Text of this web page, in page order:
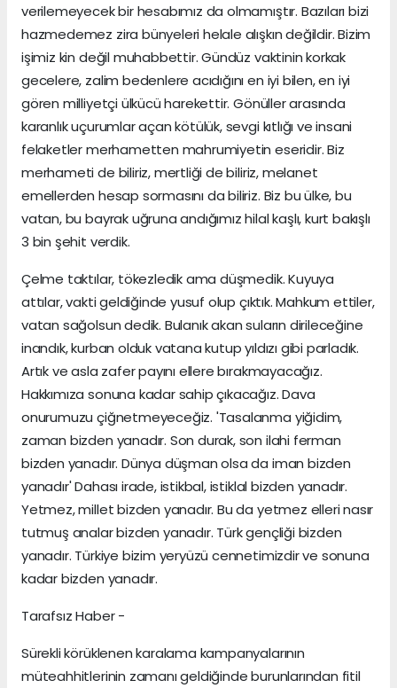
verilemeyecek bir hesabımız da olmamıştır. Bazıları bizi
hazmedemez zira bünyeleri helale alışkın değildir. Bizim
işimiz kin değil muhabbettir. Gündüz vaktinin korkak
gecelere, zalim bedenlere acıdığını en iyi bilen, en iyi
gören milliyetçi ülkücü harekettir. Gönüller arasında
karanlık uçurumlar açan kötülük, sevgi kıtlığı ve insani
felaketler merhametten mahrumiyetin eseridir. Biz
merhameti de biliriz, mertliği de biliriz, melanet
emellerden hesap sormasını da biliriz. Biz bu ülke, bu
vatan, bu bayrak uğruna andığımız hilal kaşlı, kurt bakışlı
3 bin şehit verdik.
Çelme taktılar, tökezledik ama düşmedik. Kuyuya
attılar, vakti geldiğinde yusuf olup çıktık. Mahkum ettiler,
vatan sağolsun dedik. Bulanık akan suların dirileceğine
inandık, kurban olduk vatana kutup yıldızı gibi parladık.
Artık ve asla zafer payını ellere bırakmayacağız.
Hakkımıza sonuna kadar sahip çıkacağız. Dava
onurumuzu çiğnetmeyeceğiz. 'Tasalanma yiğidim,
zaman bizden yanadır. Son durak, son ilahi ferman
bizden yanadır. Dünya düşman olsa da iman bizden
yanadır' Dahası irade, istikbal, istiklal bizden yanadır.
Yetmez, millet bizden yanadır. Bu da yetmez elleri nasır
tutmuş analar bizden yanadır. Türk gençliği bizden
yanadır. Türkiye bizim yeryüzü cennetimizdir ve sonuna
kadar bizden yanadır.
Tarafsız Haber -
Sürekli körüklenen karalama kampanyalarının
müteahhitlerinin zamanı geldiğinde burunlarından fitil